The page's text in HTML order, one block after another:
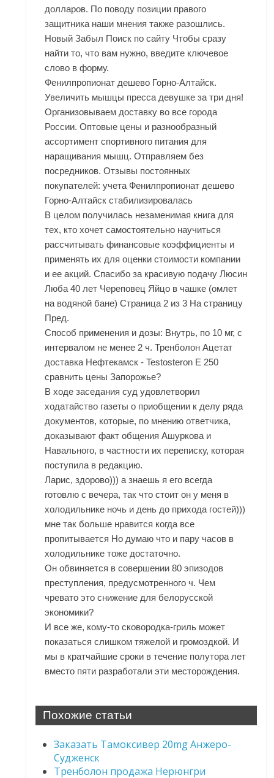
долларов. По поводу позиции правого
защитника наши мнения также разошлись.
Новый Забыл Поиск по сайту Чтобы сразу
найти то, что вам нужно, введите ключевое
слово в форму.
Фенилпропионат дешево Горно-Алтайск.
Увеличить мышцы пресса девушке за три дня!
Организовываем доставку во все города
России. Оптовые цены и разнообразный
ассортимент спортивного питания для
наращивания мышц. Отправляем без
посредников. Отзывы постоянных
покупателей: учета Фенилпропионат дешево
Горно-Алтайск стабилизировалась
В целом получилась незаменимая книга для
тех, кто хочет самостоятельно научиться
рассчитывать финансовые коэффициенты и
применять их для оценки стоимости компании
и ее акций. Спасибо за красивую подачу Люсин
Люба 40 лет Череповец Яйцо в чашке (омлет
на водяной бане) Страница 2 из 3 На страницу
Пред.
Способ применения и дозы: Внутрь, по 10 мг, с
интервалом не менее 2 ч. Тренболон Ацетат
доставка Нефтекамск - Testosteron E 250
сравнить цены Запорожье?
В ходе заседания суд удовлетворил
ходатайство газеты о приобщении к делу ряда
документов, которые, по мнению ответчика,
доказывают факт общения Ашуркова и
Навального, в частности их переписку, которая
поступила в редакцию.
Ларис, здорово))) а знаешь я его всегда
готовлю с вечера, так что стоит он у меня в
холодильнике ночь и день до прихода гостей)))
мне так больше нравится когда все
пропитывается Но думаю что и пару часов в
холодильнике тоже достаточно.
Он обвиняется в совершении 80 эпизодов
преступления, предусмотренного ч. Чем
чревато это снижение для белорусской
экономики?
И все же, кому-то сковородка-гриль может
показаться слишком тяжелой и громоздкой. И
мы в кратчайшие сроки в течение полутора лет
вместо пяти разработали эти месторождения.
Похожие статьи
Заказать Тамоксивер 20mg Анжеро-
Судженск
Тренболон продажа Нерюнгри